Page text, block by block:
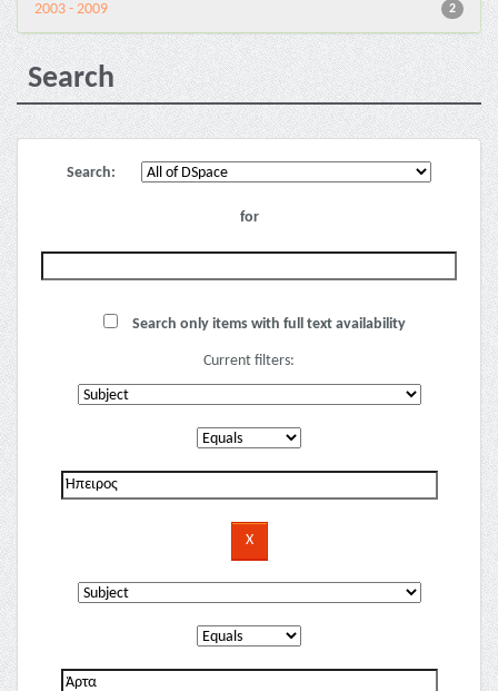
2
2003 - 2009
Search
Search:
for
Search only items with full text availability
Current filters: